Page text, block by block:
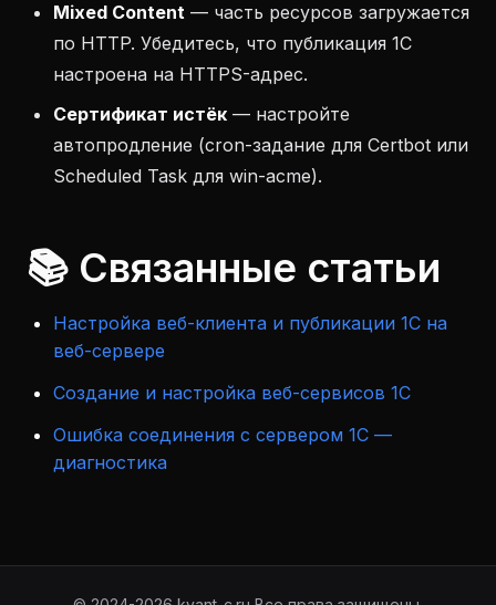
Mixed Content — часть ресурсов загружается
по HTTP. Убедитесь, что публикация 1С
настроена на HTTPS-адрес.
Сертификат истёк — настройте
автопродление (cron-задание для Certbot или
Scheduled Task для win-acme).
📚 Связанные статьи
Настройка веб-клиента и публикации 1С на
веб-сервере
Создание и настройка веб-сервисов 1С
Ошибка соединения с сервером 1С —
диагностика